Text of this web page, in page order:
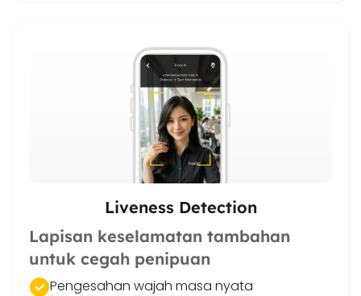
Liveness Detection
Lapisan keselamatan tambahan
untuk cegah penipuan
Pengesahan wajah masa nyata